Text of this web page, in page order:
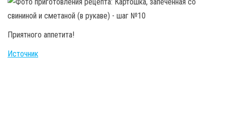
Приятного аппетита!
Источник